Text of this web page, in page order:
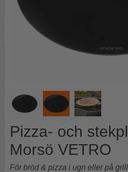
Pizza- och
Morsö VETRO
För bröd & pizza i ugn eller på